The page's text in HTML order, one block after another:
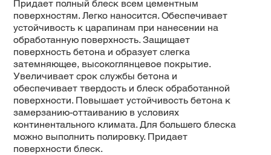
Придает полный блеск всем цементным
поверхностям. Легко наносится. Обеспечивает
устойчивость к царапинам при нанесении на
обработанную поверхность. Защищает
поверхность бетона и образует слегка
затемняющее, высокоглянцевое покрытие.
Увеличивает срок службы бетона и
обеспечивает твердость и блеск обработанной
поверхности. Повышает устойчивость бетона к
замерзанию-оттаиванию в условиях
континентального климата. Для большего блеска
можно выполнить полировку. Придает
поверхности блеск.